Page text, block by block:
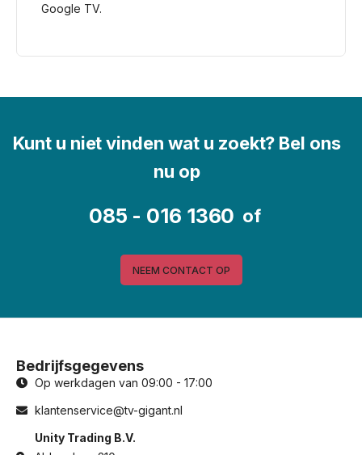
Google TV.
Kunt u niet vinden wat u zoekt? Bel ons
nu op
085 - 016 1360 of
NEEM CONTACT OP
Bedrijfsgegevens
Op werkdagen van 09:00 - 17:00
klantenservice@tv-gigant.nl
Unity Trading B.V.